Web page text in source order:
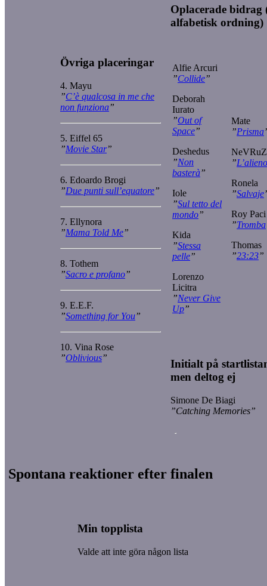
Övriga placeringar
4. Mayu
”C’è qualcosa in me che
non funziona”
5. Eiffel 65
”Movie Star”
6. Edoardo Brogi
”Due punti sull’equatore”
7. Ellynora
”Mama Told Me”
8. Tothem
”Sacro e profano”
9. E.E.F.
”Something for You”
10. Vina Rose
”Oblivious”
Oplacerade bidrag
alfabetisk ordning)
Alfie Arcuri
”Collide”
Deborah
Iurato
”Out of
Space”
Deshedus
”Non
basterà”
Iole
”Sul tetto del
mondo”
Kida
”Stessa
pelle”
Lorenzo
Licitra
”Never Give
Up”
Mate
”Prisma
NeVRuZ
”L’alieno
Ronela
”Salvaje
Roy Paci
”Tromba
Thomas
”23:23”
Initialt på
men deltog ej
Simone De Biagi
”Catching Memories”
Spontana reaktioner efter finalen
Min topplista
Valde att inte göra någon lista